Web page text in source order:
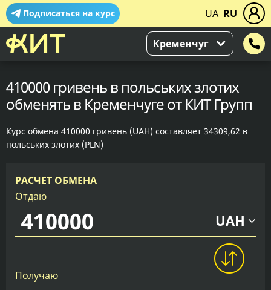
Подписаться на курс UA RU
Кременчуг
410000 гривень в польських злотих
обменять в Кременчуге от КИТ Групп
Курс обмена 410000 гривень (UAH) составляет 34309,62 в
польських злотих (PLN)
РАСЧЕТ ОБМЕНА
Отдаю
UAH
Получаю